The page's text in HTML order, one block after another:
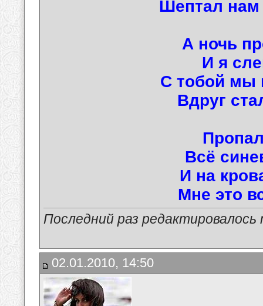
Шептал нам
А ночь
И я
С тобой мы
Вдруг
Всё
И на
Мне это
Последний раз
02.01.2010, 14:50